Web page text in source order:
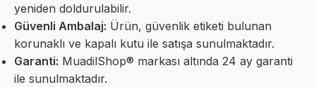
yeniden doldurulabilir.
Güvenli Ambalaj: Ürün, güvenlik etiketi bulunan
korunaklı ve kapalı kutu ile satışa sunulmaktadır.
Garanti: MuadilShop® markası altında 24 ay garanti
ile sunulmaktadır.